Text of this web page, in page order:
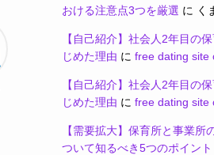
おける注意点3つを厳選 に く
【自己紹介】社会人2年目の
じめた理由 に free dating site
【自己紹介】社会人2年目の
じめた理由 に free dating site
【需要拡大】保育所と事業所
ついて知るべき5つのポイント